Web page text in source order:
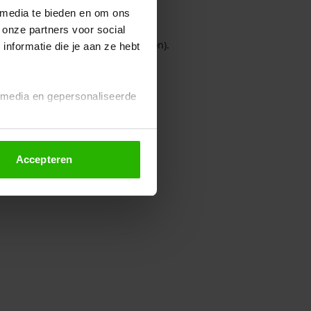
te bieden en om ons
partners voor social
die je aan ze hebt
en gepersonaliseerde
altijd wijzigen of
Accepteren
console for more information).